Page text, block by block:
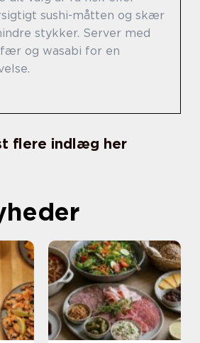
sushi-måtten og skær
stykker. Server med
og wasabi for en
flere indlæg her